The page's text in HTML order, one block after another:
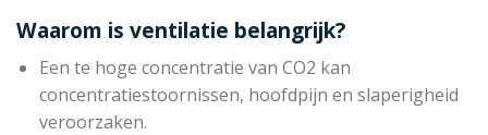
Waarom is ventilatie belangrijk?
Een te hoge concentratie van CO2 kan
concentratiestoornissen, hoofdpijn en slaperigheid
veroorzaken.